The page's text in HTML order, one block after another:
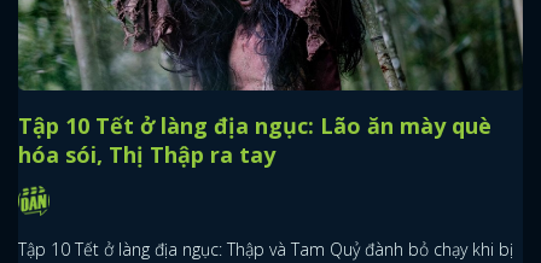
Tập 10 Tết ở làng địa ngục: Lão ăn mày què
hóa sói, Thị Thập ra tay
Tập 10 Tết ở làng địa ngục: Thập và Tam Quỷ đành bỏ chạy khi bị